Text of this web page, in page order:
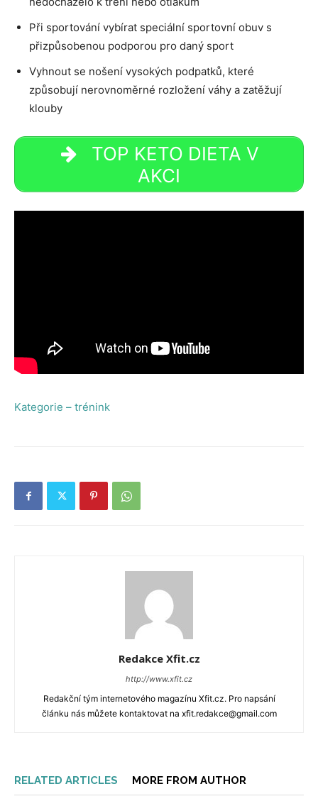
Při sportování vybírat speciální sportovní obuv s
přizpůsobenou podporou pro daný sport
Vyhnout se nošení vysokých podpatků, které
způsobují nerovnoměrné rozložení váhy a zatěžují
klouby
TOP KETO DIETA V
AKCI
Kategorie – trénink
Redakce Xfit.cz
http://www.xfit.cz
Redakční tým internetového magazínu Xfit.cz. Pro napsání
článku nás můžete kontaktovat na xfit.redakce@gmail.com
RELATED ARTICLES MORE FROM AUTHOR